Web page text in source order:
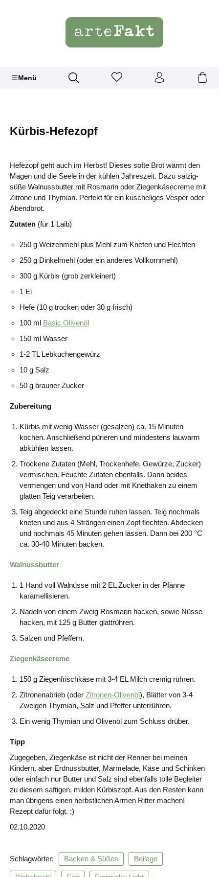
Menü
Kürbis-Hefezopf
Hefezopf geht auch im Herbst! Dieses softe Brot wärmt den
Magen und die Seele in der kühlen Jahreszeit. Dazu salzig-
süße Walnussbutter mit Rosmarin oder Ziegenkäsecreme mit
Zitrone und Thymian. Perfekt für ein kuscheliges Vesper oder
Abendbrot.
Zutaten (für 1 Laib)
250 g Weizenmehl plus Mehl zum Kneten und Flechten
250 g Dinkelmehl (oder ein anderes Vollkornmehl)
300 g Kürbis (grob zerkleinert)
1 Ei
Hefe (10 g trocken oder 30 g frisch)
100 ml Basic Olivenöl
150 ml Wasser
1-2 TL Lebkuchengewürz
10 g Salz
50 g brauner Zucker
Zubereitung
Kürbis mit wenig Wasser (gesalzen) ca. 15 Minuten
kochen. Anschließend pürieren und mindestens lauwarm
abkühlen lassen.
Trockene Zutaten (Mehl, Trockenhefe, Gewürze, Zucker)
vermischen. Feuchte Zutaten ebenfalls. Dann beides
vermengen und von Hand oder mit Knethaken zu einem
glatten Teig verarbeiten.
Teig abgedeckt eine Stunde ruhen lassen. Teig nochmals
kneten und aus 4 Strängen einen Zopf flechten. Abdecken
und nochmals 45 Minuten gehen lassen. Dann bei 200 °C
ca. 30-40 Minuten backen.
Walnussbutter
1 Hand voll Walnüsse mit 2 EL Zucker in der Pfanne
karamellisieren.
Nadeln von einem Zweig Rosmarin hacken, sowie Nüsse
hacken, mit 125 g Butter glattrühren.
Salzen und Pfeffern.
Ziegenkäsecreme
150 g Ziegenfrischkäse mit 3-4 EL Milch cremig rühren.
Zitronenabrieb (oder Zitronen-Olivenöl), Blätter von 3-4
Zweigen Thymian, Salz und Pfeffer unterrühren.
Ein wenig Thymian und Olivenöl zum Schluss drüber.
Tipp
Zugegeben, Ziegenkäse ist nicht der Renner bei meinen
Kindern, aber Erdnussbutter, Marmelade, Käse und Schinken
oder einfach nur Butter und Salz sind ebenfalls tolle Begleiter
zu diesem saftigen, milden Kürbiszopf. Aus den Resten kann
man übrigens einen herbstlichen Armen Ritter machen!
Rezept dafür folgt. ;)
02.10.2020
Schlagwörter: Backen & Süßes Beilage